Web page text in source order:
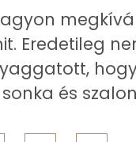
Eredetileg
és